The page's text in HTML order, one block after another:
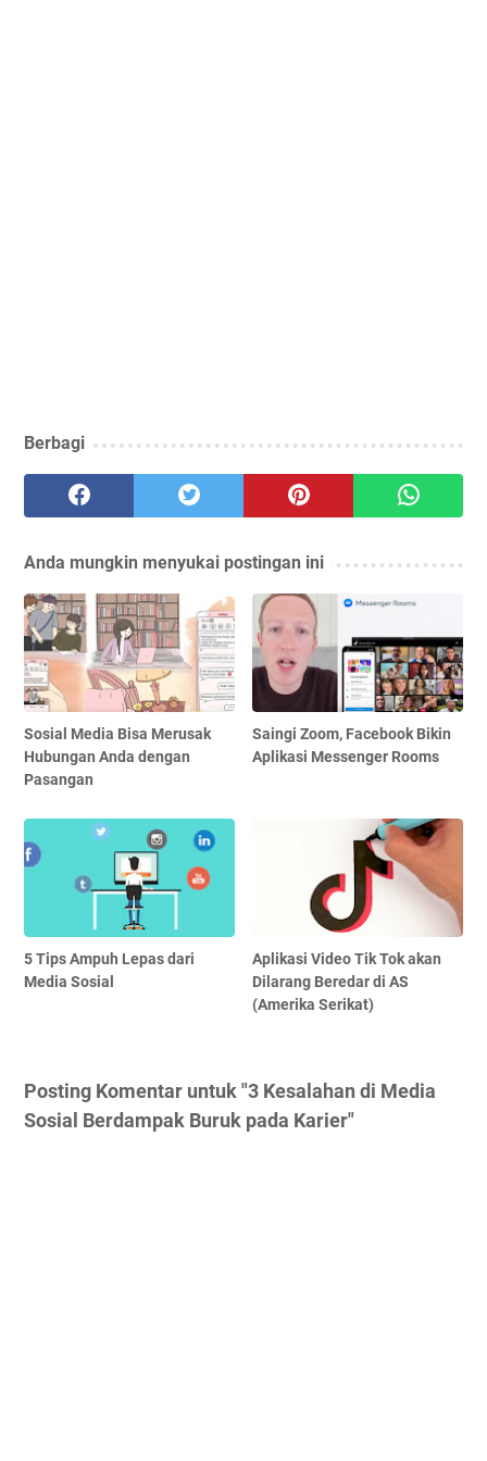
Berbagi
Anda mungkin menyukai postingan ini
Sosial Media Bisa Merusak
Hubungan Anda dengan
Pasangan
Saingi Zoom, Facebook Bikin
Aplikasi Messenger Rooms
5 Tips Ampuh Lepas dari
Media Sosial
Aplikasi Video Tik Tok akan
Dilarang Beredar di AS
(Amerika Serikat)
Posting Komentar untuk "3 Kesalahan di Media
Sosial Berdampak Buruk pada Karier"